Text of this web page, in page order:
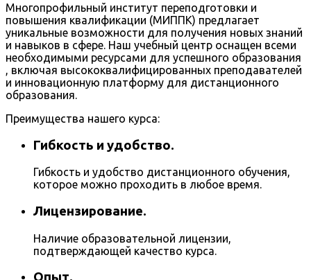
Многопрофильный институт переподготовки и
повышения квалификации (МИППК) предлагает
уникальные возможности для получения новых знаний
и навыков в сфере. Наш учебный центр оснащен всеми
необходимыми ресурсами для успешного образования
, включая высококвалифицированных преподавателей
и инновационную платформу для дистанционного
образования.
Преимущества нашего курса:
Гибкость и удобство.
Гибкость и удобство дистанционного обучения,
которое можно проходить в любое время.
Лицензирование.
Наличие образовательной лицензии,
подтверждающей качество курса.